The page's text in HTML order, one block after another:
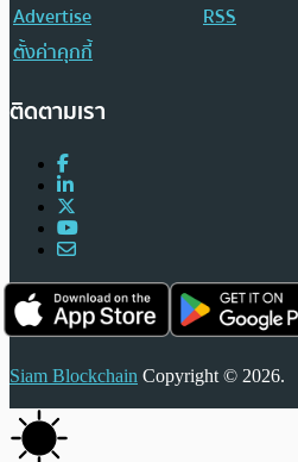
Advertise
RSS
ตั้งค่าคุกกี้
ติดตามเรา
Siam Blockchain Copyright © 2026.